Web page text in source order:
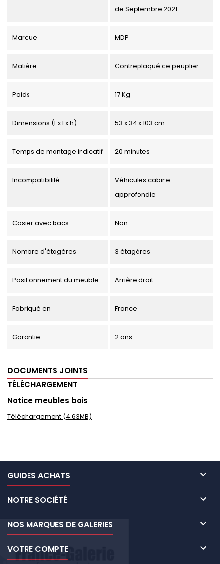
de Septembre 2021
Marque MDP
Matière Contreplaqué de peuplier
Poids 17 Kg
Dimensions (L x l x h) 53 x 34 x 103 cm
Temps de montage indicatif 20 minutes
Incompatibilité
Véhicules cabine
approfondie
Casier avec bacs Non
Nombre d'étagères 3 étagères
Positionnement du meuble Arrière droit
Fabriqué en France
Garantie 2 ans
DOCUMENTS JOINTS
TÉLÉCHARGEMENT
Notice meubles bois
Téléchargement (4.63MB)
GUIDES ACHATS 
NOTRE SOCIÉTÉ 
NOS MARQUES DE GALERIES 
VOTRE COMPTE 